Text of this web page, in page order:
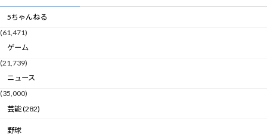
5ちゃんねる
(61,471)
ゲーム
(21,739)
ニュース
(35,000)
芸能 (282)
野球